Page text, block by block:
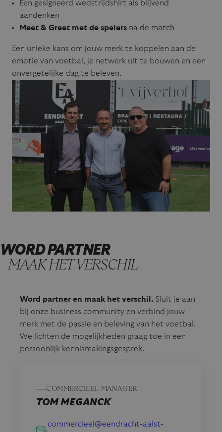
Een gesigneerd wedstrijdshirt als blijvend
aandenken
Meet & Greet met de spelers na de match
Een unieke kans om jouw merk te koppelen aan de
emotie van voetbal, je netwerk uit te bouwen en een
onvergetelijke dag te beleven.
WORD PARTNER
MAAK HET VERSCHIL
Word partner en maak het verschil. Sluit je aan
bij onze business community en verbind jouw
merk met de passie en beleving van het voetbal.
We lichten de mogelijkheden graag toe in een
persoonlijk kennismakingsgesprek.
COMMERCIEEL MANAGER
TOM MEGANCK
commercieel@eendracht-aalst-